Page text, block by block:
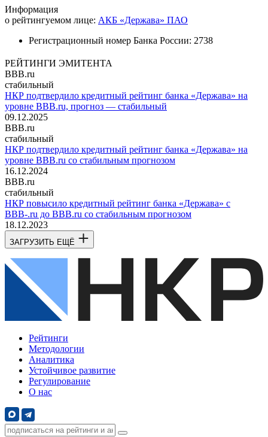
Информация
о рейтингуемом лице: АКБ «Держава» ПАО
Регистрационный номер Банка России: 2738
РЕЙТИНГИ ЭМИТЕНТА
BBB.ru
стабильный
НКР подтвердило кредитный рейтинг банка «Держава» на
уровне BBB.ru, прогноз — стабильный
09.12.2025
BBB.ru
стабильный
НКР подтвердило кредитный рейтинг банка «Держава» на
уровне BBB.ru со стабильным прогнозом
16.12.2024
BBB.ru
стабильный
НКР повысило кредитный рейтинг банка «Держава» с
BBB-.ru до BBB.ru со стабильным прогнозом
18.12.2023
ЗАГРУЗИТЬ ЕЩЁ
Рейтинги
Методологии
Аналитика
Устойчивое развитие
Регулирование
О нас